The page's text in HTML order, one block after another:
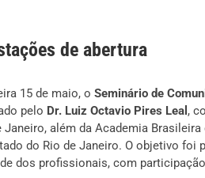
de abertura
15 de maio, o Seminário de
pelo Dr. Luiz Octavio Pires Leal ,
além da Academia
do Rio de Janeiro. O objetivo foi
dos profissionais, com